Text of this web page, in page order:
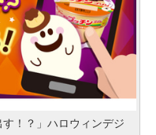
す！？」ハロウィンデジ